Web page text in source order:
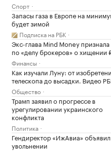
Спорт
Запасы газа в Европе на
будет зимой
Подписка на РБК
Экс-глава Mind Money
по «делу брокеров» о хищении
Финансы
Как изучали Луну: от
телескопа до высадки. Видео
Общество
Трамп заявил о прогрессе в
урегулировании украинского
конфликта
Политика
Гендиректор «ИжАвиа»
увольнении